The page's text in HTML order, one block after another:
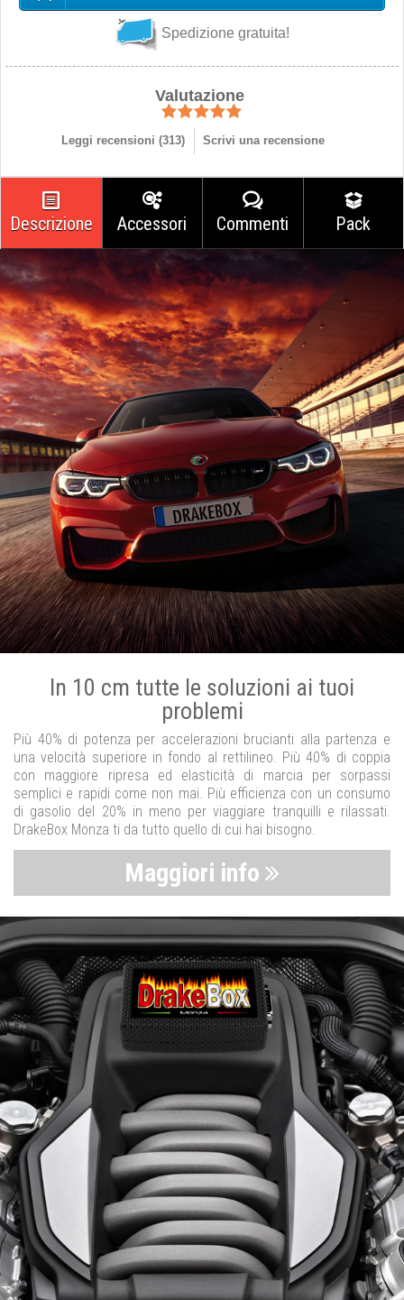
Spedizione gratuita!
Valutazione
Leggi recensioni (313) Scrivi una recensione
Descrizione Accessori Commenti Pack
In 10 cm tutte le soluzioni ai tuoi
problemi
Più 40% di potenza per accelerazioni brucianti alla partenza e
una velocità superiore in fondo al rettilineo. Più 40% di coppia
con maggiore ripresa ed elasticità di marcia per sorpassi
semplici e rapidi come non mai. Più efficienza con un consumo
di gasolio del 20% in meno per viaggiare tranquilli e rilassati.
DrakeBox Monza ti da tutto quello di cui hai bisogno.
Maggiori info